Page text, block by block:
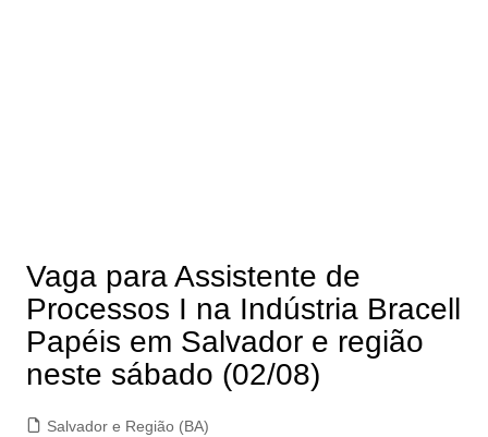
Vaga para Assistente de
Processos I na Indústria Bracell
Papéis em Salvador e região
neste sábado (02/08)
Salvador e Região (BA)